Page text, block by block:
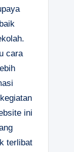
cara
ini
terlibat